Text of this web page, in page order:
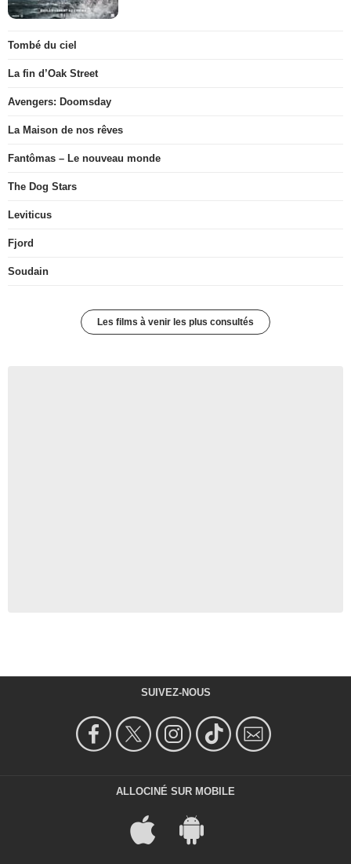
Tombé du ciel
La fin d’Oak Street
Avengers: Doomsday
La Maison de nos rêves
Fantômas – Le nouveau monde
The Dog Stars
Leviticus
Fjord
Soudain
Les films à venir les plus consultés
SUIVEZ-NOUS
ALLOCINÉ SUR MOBILE